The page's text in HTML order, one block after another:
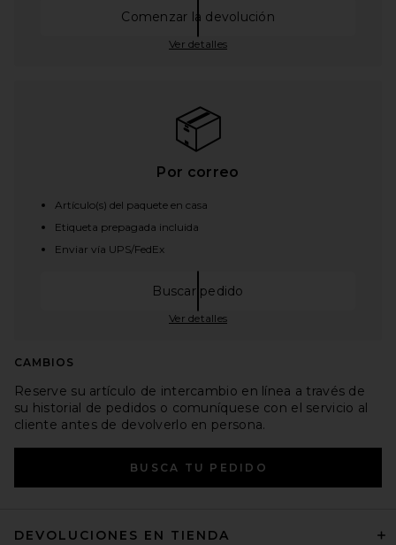
Comenzar la devoluciónel enlace se abrirá en una
Ver detalles
📦
Por correo
Artículo(s) del paquete en casa
Etiqueta prepagada incluida
Enviar vía UPS/FedEx
Buscar pedidoOpens in a modal window
Ver detalles
CAMBIOS
Reserve su artículo de intercambio en línea a través de
su historial de pedidos o comuníquese con el servicio al
cliente antes de devolverlo en persona.
BUSCA TU PEDIDO
DEVOLUCIONES EN TIENDA